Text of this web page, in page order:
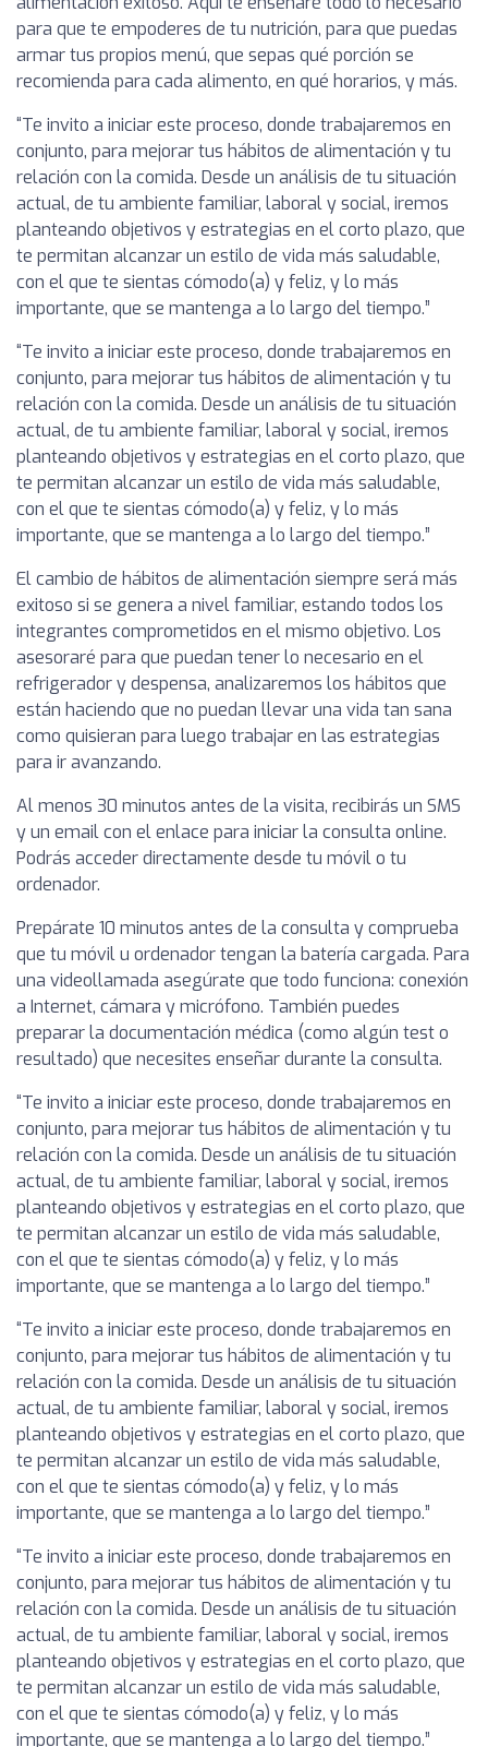
para que te empoderes de tu nutrición, para que puedas
armar tus propios menú, que sepas qué porción se
recomienda para cada alimento, en qué horarios, y más.
“Te invito a iniciar este proceso, donde trabajaremos en
conjunto, para mejorar tus hábitos de alimentación y tu
relación con la comida. Desde un análisis de tu situación
actual, de tu ambiente familiar, laboral y social, iremos
planteando objetivos y estrategias en el corto plazo, que
te permitan alcanzar un estilo de vida más saludable,
con el que te sientas cómodo(a) y feliz, y lo más
importante, que se mantenga a lo largo del tiempo.”
“Te invito a iniciar este proceso, donde trabajaremos en
conjunto, para mejorar tus hábitos de alimentación y tu
relación con la comida. Desde un análisis de tu situación
actual, de tu ambiente familiar, laboral y social, iremos
planteando objetivos y estrategias en el corto plazo, que
te permitan alcanzar un estilo de vida más saludable,
con el que te sientas cómodo(a) y feliz, y lo más
importante, que se mantenga a lo largo del tiempo.”
El cambio de hábitos de alimentación siempre será más
exitoso si se genera a nivel familiar, estando todos los
integrantes comprometidos en el mismo objetivo. Los
asesoraré para que puedan tener lo necesario en el
refrigerador y despensa, analizaremos los hábitos que
están haciendo que no puedan llevar una vida tan sana
como quisieran para luego trabajar en las estrategias
para ir avanzando.
Al menos 30 minutos antes de la visita, recibirás un SMS
y un email con el enlace para iniciar la consulta online.
Podrás acceder directamente desde tu móvil o tu
ordenador.
Prepárate 10 minutos antes de la consulta y comprueba
que tu móvil u ordenador tengan la batería cargada. Para
una videollamada asegúrate que todo funciona: conexión
a Internet, cámara y micrófono. También puedes
preparar la documentación médica (como algún test o
resultado) que necesites enseñar durante la consulta.
“Te invito a iniciar este proceso, donde trabajaremos en
conjunto, para mejorar tus hábitos de alimentación y tu
relación con la comida. Desde un análisis de tu situación
actual, de tu ambiente familiar, laboral y social, iremos
planteando objetivos y estrategias en el corto plazo, que
te permitan alcanzar un estilo de vida más saludable,
con el que te sientas cómodo(a) y feliz, y lo más
importante, que se mantenga a lo largo del tiempo.”
“Te invito a iniciar este proceso, donde trabajaremos en
conjunto, para mejorar tus hábitos de alimentación y tu
relación con la comida. Desde un análisis de tu situación
actual, de tu ambiente familiar, laboral y social, iremos
planteando objetivos y estrategias en el corto plazo, que
te permitan alcanzar un estilo de vida más saludable,
con el que te sientas cómodo(a) y feliz, y lo más
importante, que se mantenga a lo largo del tiempo.”
“Te invito a iniciar este proceso, donde trabajaremos en
conjunto, para mejorar tus hábitos de alimentación y tu
relación con la comida. Desde un análisis de tu situación
actual, de tu ambiente familiar, laboral y social, iremos
planteando objetivos y estrategias en el corto plazo, que
te permitan alcanzar un estilo de vida más saludable,
con el que te sientas cómodo(a) y feliz, y lo más
importante, que se mantenga a lo largo del tiempo.”